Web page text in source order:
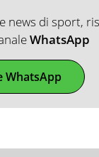
news di sport,
WhatsApp
WhatsApp